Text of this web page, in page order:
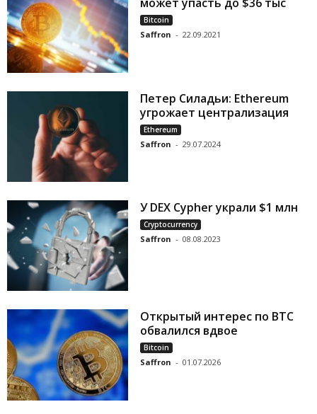
Bitcoin
Saffron - 22.09.2021
Петер Силадьи: Ethereum
угрожает централизация
Ethereum
Saffron - 29.07.2024
У DEX Cypher украли $1 млн
Cryptocurrency
Saffron - 08.08.2023
Открытый интерес по BTC
обвалился вдвое
Bitcoin
Saffron - 01.07.2026